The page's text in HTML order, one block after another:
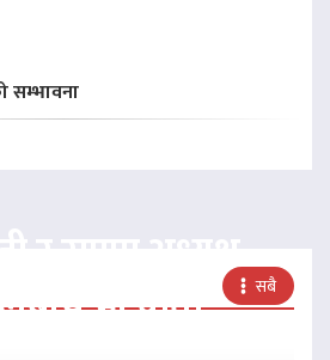
सम्भावना
सबै
र राप्रपा अध्यक्ष
भेटवार्ता